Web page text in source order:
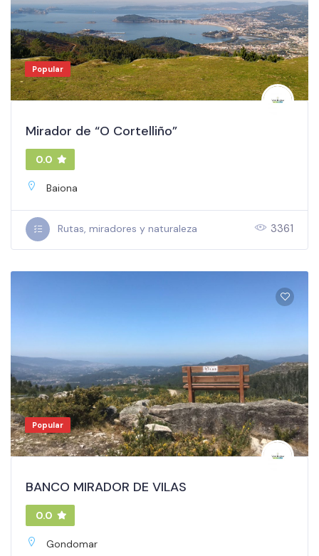
Popular
Mirador de “O Cortelliño”
0.0
Baiona
Rutas, miradores y naturaleza 3361
Popular
BANCO MIRADOR DE VILAS
0.0
Gondomar